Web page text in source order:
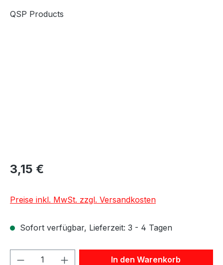
QSP Products
3,15 €
Preise inkl. MwSt. zzgl. Versandkosten
Sofort verfügbar, Lieferzeit: 3 - 4 Tagen
Produkt Anzahl: Gib denIn den Warenkorb